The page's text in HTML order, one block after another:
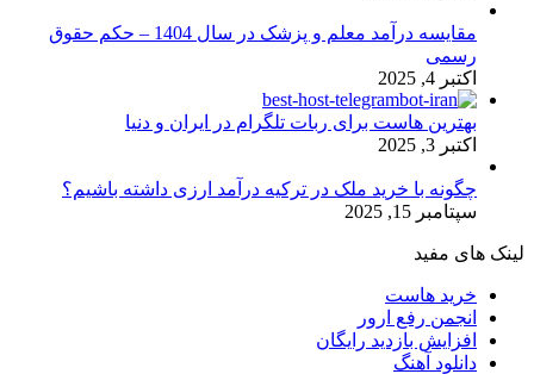
مقایسه درآمد معلم و پزشک در سال 1404 – حکم حقوق
رسمی
اکتبر 4, 2025
بهترین هاست برای ربات تلگرام در ایران و دنیا
اکتبر 3, 2025
چگونه با خرید ملک در ترکیه درآمد ارزی داشته باشیم؟
سپتامبر 15, 2025
لینک های مفید
خرید هاست
انجمن رفع ارور
افزایش بازدید رایگان
دانلود آهنگ